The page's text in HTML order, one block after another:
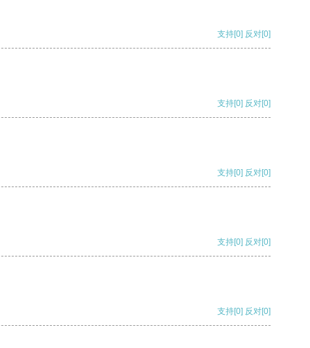
支持[0] 反对[0]
支持[0] 反对[0]
支持[0] 反对[0]
支持[0] 反对[0]
支持[0] 反对[0]